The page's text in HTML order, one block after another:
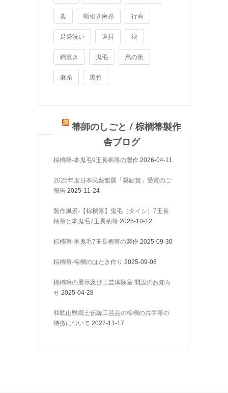
藁 蝋引き麻糸 行商
足袋洗い 道具 鋏
鍋敷き 鬼毛 鳥の巣
麻糸 黒竹
箒師のしごと / 棕櫚箒製作
舎ブログ
棕櫚箒-本鬼毛9玉長柄箒の製作 2026-04-11
2025年度日本民藝館展「奨励賞」受賞のご
報告 2025-11-24
製作風景-【棕櫚箒】鬼毛（タイシ）7玉長
柄箒と本鬼毛7玉長柄箒 2025-10-12
棕櫚箒-本鬼毛7玉長柄箒の製作 2025-09-30
棕櫚箒-棕櫚のはたき作り 2025-09-08
棕櫚箒の展示及び工芸体験室 開設のお知ら
せ 2025-04-28
和歌山県郷土伝統工芸品の棕櫚の片手箒の
特徴について 2022-11-17